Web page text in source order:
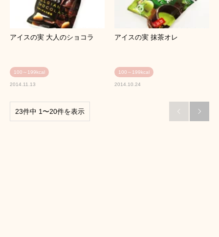
アイスの実 大人のショコラ
100～199kcal
2014.11.13
アイスの実 抹茶オレ
100～199kcal
2014.10.24
23件中 1〜20件を表示  